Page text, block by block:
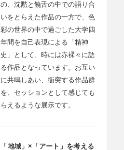
の、沈黙と饒舌の中での語り合
いをとらえた作品の一方で、色
彩の世界の中で過ごした大学四
年間を自己表現による「精神
史」として、時には赤裸々に語
る作品となっています。お互い
に共鳴しあい、衝突する作品群
を、セッションとして感じても
らえるような展示です。
「地域」×「アート」を考える